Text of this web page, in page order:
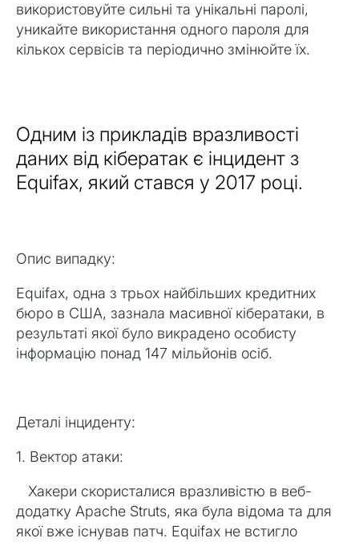
використовуйте сильні та унікальні паролі,
уникайте використання одного пароля для
кількох сервісів та періодично змінюйте їх.
Одним із прикладів вразливості
даних від кібератак є інцидент з
Equifax, який стався у 2017 році.
Опис випадку:
Equifax, одна з трьох найбільших кредитних
бюро в США, зазнала масивної кібератаки, в
результаті якої було викрадено особисту
інформацію понад 147 мільйонів осіб.
Деталі інциденту:
1. Вектор атаки:
Хакери скористалися вразливістю в веб-
додатку Apache Struts, яка була відома та для
якої вже існував патч. Equifax не встигло